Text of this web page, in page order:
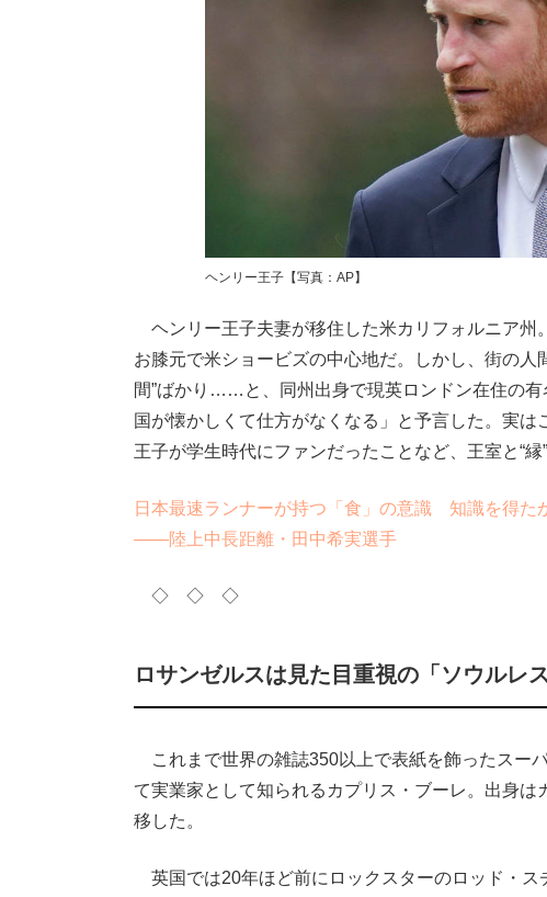
ヘンリー王子【写真：AP】
ヘンリー王子夫妻が移住した米カリフォルニア州
お膝元で米ショービズの中心地だ。しかし、街の人
間”ばかり……と、同州出身で現英ロンドン在住の
国が懐かしくて仕方がなくなる」と予言した。実
王子が学生時代にファンだったことなど、王室と“縁
日本最速ランナーが持つ「食」の意識 知識を得た
――陸上中長距離・田中希実選手
◇ ◇ ◇
ロサンゼルスは見た目重視の「ソウルレ
これまで世界の雑誌350以上で表紙を飾ったスー
て実業家として知られるカプリス・ブーレ。出身
移した。
英国では20年ほど前にロックスターのロッド・ス